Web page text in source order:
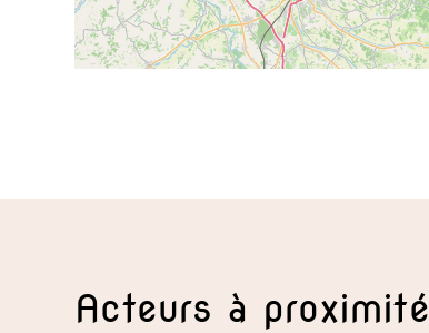
Acteurs à proximité